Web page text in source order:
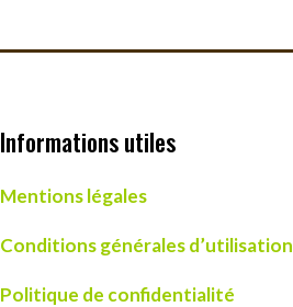
Informations utiles
Mentions légales
Conditions générales d’utilisation
Politique de confidentialité